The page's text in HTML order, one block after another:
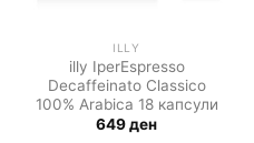
ILLY
illy IperEspresso
Decaffeinatо Classico
100% Arabica 18 капсули
649ден